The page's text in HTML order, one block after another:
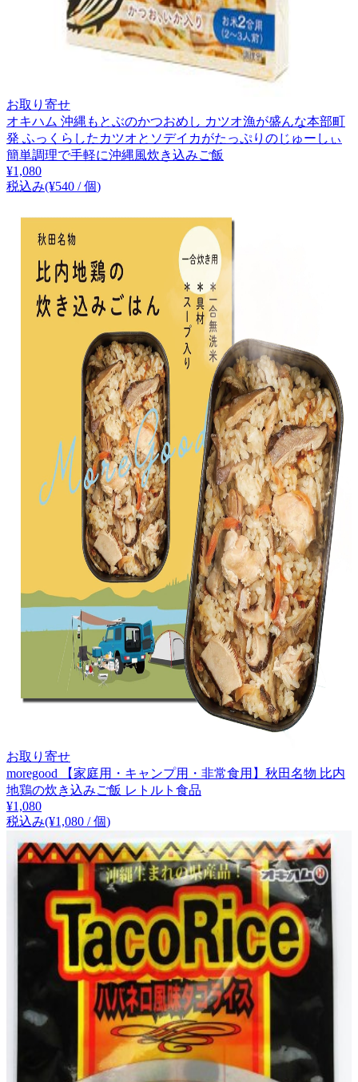
お取り寄せ
オキハム 沖縄もとぶのかつおめし カツオ漁が盛んな本部町
発 ふっくらしたカツオとソデイカがたっぷりのじゅーしぃ
簡単調理で手軽に沖縄風炊き込みご飯
¥1,080
税込み(¥540 / 個)
お取り寄せ
moregood 【家庭用・キャンプ用・非常食用】秋田名物 比内
地鶏の炊き込みご飯 レトルト食品
¥1,080
税込み(¥1,080 / 個)